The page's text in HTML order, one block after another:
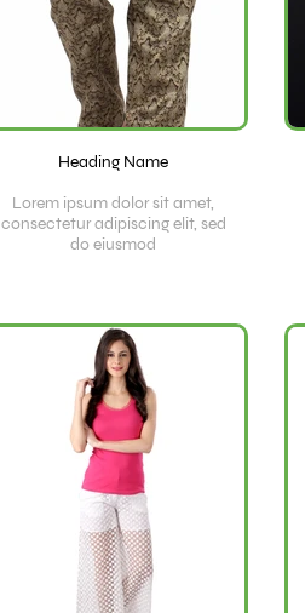
Heading Name
Lorem ipsum dolor sit amet,
consectetur adipiscing elit, sed
do eiusmod